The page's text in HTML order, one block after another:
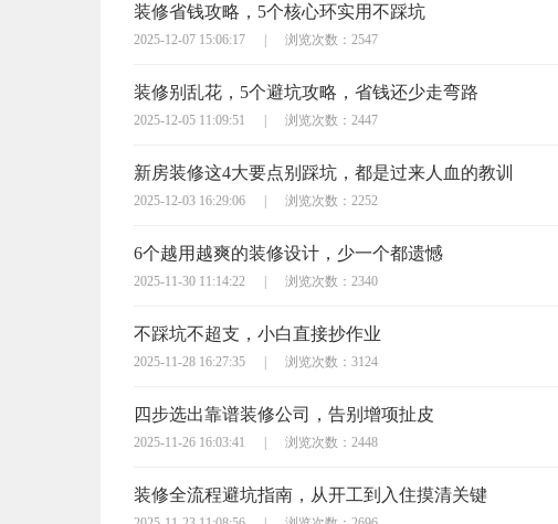
装修省钱攻略，5个核心环实用不踩坑
2025-12-07 15:06:17 | 浏览次数：2547
装修别乱花，5个避坑攻略，省钱还少走弯路
2025-12-05 11:09:51 | 浏览次数：2447
新房装修这4大要点别踩坑，都是过来人血的教训
2025-12-03 16:29:06 | 浏览次数：2252
6个越用越爽的装修设计，少一个都遗憾
2025-11-30 11:14:22 | 浏览次数：2340
不踩坑不超支，小白直接抄作业
2025-11-28 16:27:35 | 浏览次数：3124
四步选出靠谱装修公司，告别增项扯皮
2025-11-26 16:03:41 | 浏览次数：2448
装修全流程避坑指南，从开工到入住摸清关键